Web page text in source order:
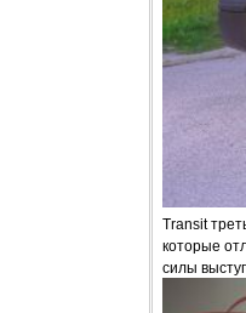
Transit
которые
силы